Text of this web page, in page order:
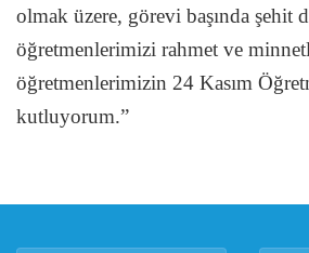
olmak üzere, görevi başında şehit
öğretmenlerimizi rahmet ve
öğretmenlerimizin 24 Kasım
kutluyorum.”